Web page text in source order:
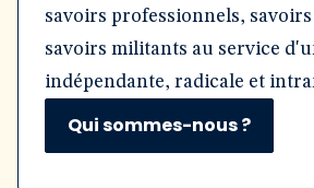
savoirs professionnels,
savoirs militants au service
indépendante, radicale et
Qui sommes-nous ?